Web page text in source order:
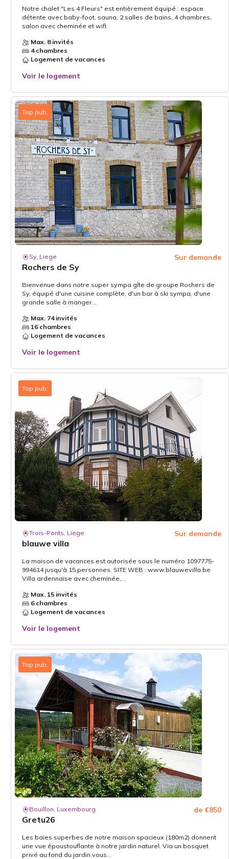
Notre chalet "Les 4 Fleurs" est entièrement équipé : espace
détente avec baby-foot, sauna, 2 salles de bains, 4 chambres,
salon avec cheminée et wifi.
Max. 8 invités
4 chambres
Logement de vacances
Voir le logement
Top pub.
Sy, Liege
Rochers de Sy
Sur demande
Bienvenue dans notre super sympa gîte de groupe Rochers de
Sy, équipé d'une cuisine complète, d'un bar à ski sympa, d'une
grande salle à manger...
Max. 74 invités
16 chambres
Logement de vacances
Voir le logement
Top pub.
Trois-Ponts, Liege
blauwe villa
Sur demande
La maison de vacances est autorisée sous le numéro 1097775-
994614 jusqu'à 15 personnes. SITE WEB : www.blauwevilla.be
Villa ardennaise avec cheminée,...
Max. 15 invités
6 chambres
Logement de vacances
Voir le logement
Top pub.
Bouillon, Luxembourg
Gretu26
de €850
Les baies superbes de notre maison spacieux (180m2) donnent
une vue époustouflante à notre jardin naturel. Via un bosquet
privé au fond du jardin vous...